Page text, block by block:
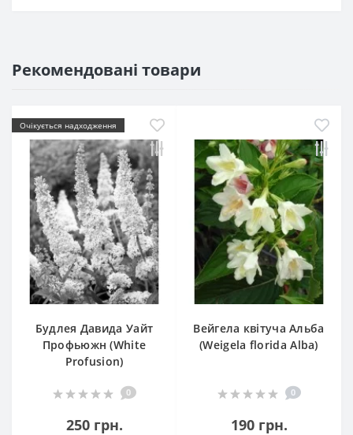
Рекомендовані товари
Очікується надходження
Будлея Давида Уайт
Профьюжн (White
Profusion)
0
250 грн.
Вейгела квітуча Альба
(Weigela florida Alba)
0
190 грн.